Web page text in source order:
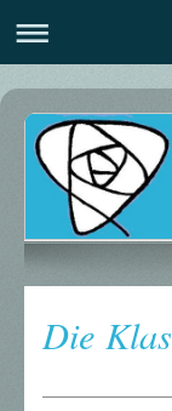
Die